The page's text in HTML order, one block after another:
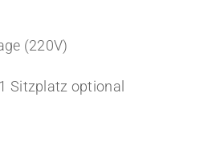
(220V)
Sitzplatz optional